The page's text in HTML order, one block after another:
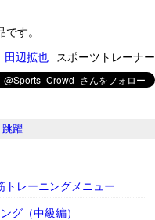
す。
田辺拡也
スポーツトレーナー
跳躍
トレーニングメニュー
グ（中級編）